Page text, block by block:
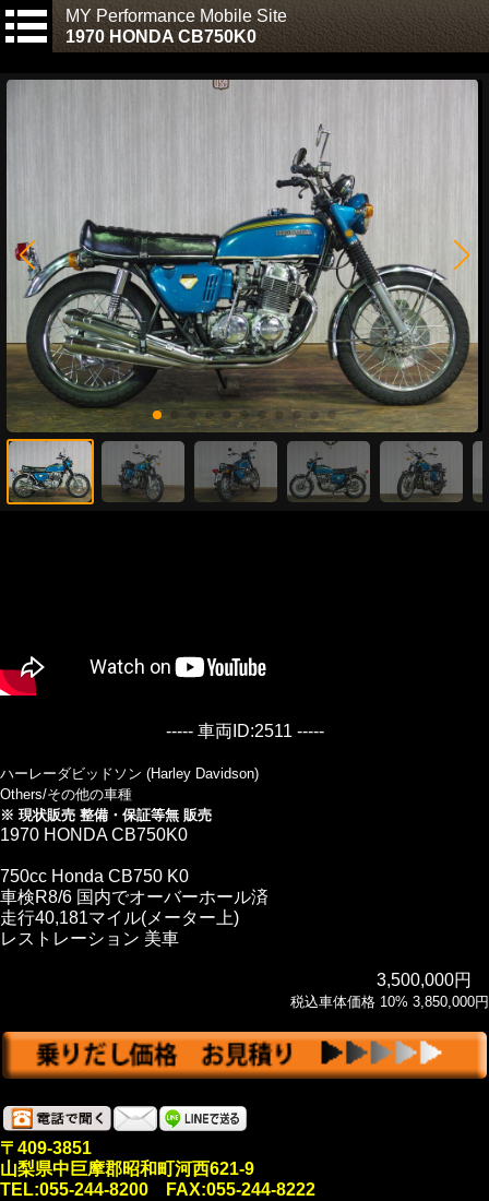
MY Performance Mobile Site
1970 HONDA CB750K0
----- 車両ID:2511 -----
ハーレーダビッドソン (Harley Davidson)
Others/その他の車種
※ 現状販売 整備・保証等無 販売
1970 HONDA CB750K0
750cc Honda CB750 K0
車検R8/6 国内でオーバーホール済
走行40,181マイル(メーター上)
レストレーション 美車
3,500,000円
税込車体価格 10% 3,850,000円
〒409-3851
山梨県中巨摩郡昭和町河西621-9
TEL:055-244-8200 FAX:055-244-8222